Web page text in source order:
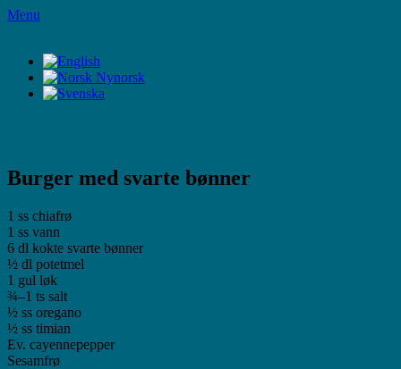
Skip
Menu
Burger med svarte bønner
1 ss chiafrø
1 ss vann
6 dl kokte svarte bønner
½ dl potetmel
1 gul løk
¾–1 ts salt
½ ss oregano
½ ss timian
Ev. cayennepepper
Sesamfrø